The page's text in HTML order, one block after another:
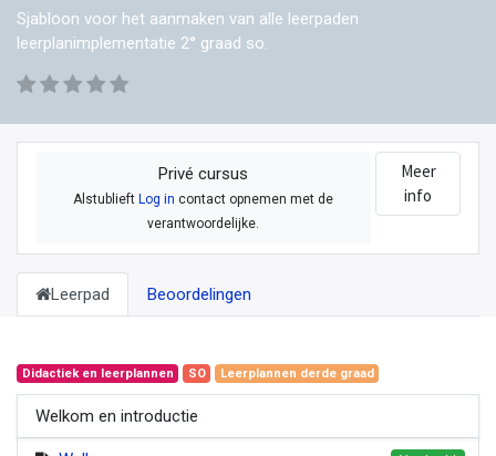
Sjabloon voor het aanmaken van alle leerpaden
leerplanimplementatie 2° graad so.
Privé cursus
AlstublieftLog in contact opnemen met de
verantwoordelijke.
Meer
info
Leerpad Beoordelingen
Didactiek en leerplannen SO Leerplannen derde graad
Welkom en introductie